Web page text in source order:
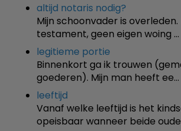
altijd notaris nodig?
Mijn schoonvader is overleden.
testament, geen eigen woing …
legitieme portie
Binnenkort ga ik trouwen
goederen). Mijn man heeft ee…
leeftijd
Vanaf welke leeftijd is het
opeisbaar wanneer beide